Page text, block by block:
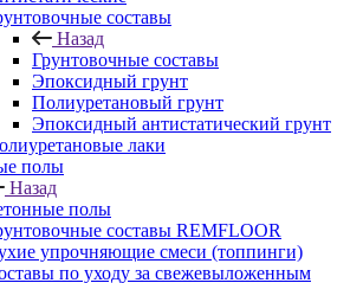
составы
Назад
Грунтовочные составы
Эпоксидный грунт
Полиуретановый грунт
Эпоксидный антистатический грунт
лаки
полы
Назад
полы
составы REMFLOOR
упрочняющие смеси (топпинги)
по уходу за свежевыложенным